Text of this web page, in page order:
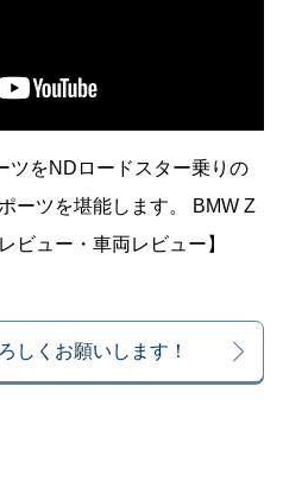
ツをNDロードスター乗りの
ーツを堪能します。 BMW Z
ビュー・車両レビュー】
しくお願いします！